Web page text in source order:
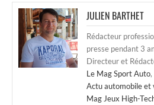
JULIEN BARTHET
Rédacteur
presse pendant 3
Directeur et
Le Mag Sport Auto,
Actu automobile et
Mag Jeux High-